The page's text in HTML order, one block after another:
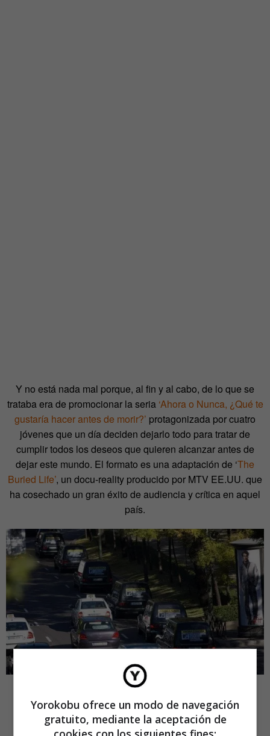
Y no está nada mal porque, al fin y al cabo, de lo que se
trataba era de promocionar la seria ‘Ahora o Nunca, ¿Qué te
gustaría hacer antes de morir?’ protagonizada por cuatro
jóvenes que un día deciden dejarlo todo para tratar de
cumplir todos los deseos que quieren alcanzar antes de
dejar este mundo. El formato es una adaptación de ‘The
Buried Life’, un docu-reality producido por MTV EE.UU. que
ha cosechado un gran éxito de audiencia y crítica en aquel
país.
Yorokobu ofrece un modo de navegación
gratuito, mediante la aceptación de